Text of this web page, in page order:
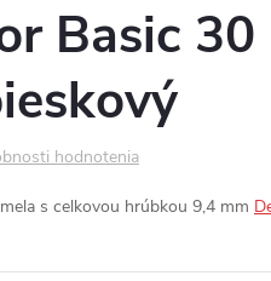
Basic 30
hodnotenia
s celkovou hrúbkou 9,4 mm